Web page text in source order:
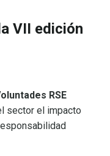
VII edición
RSE
sector el impacto